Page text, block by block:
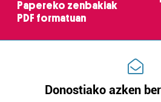
Papereko zenbakiak
PDF formatuan
Donostiako azken